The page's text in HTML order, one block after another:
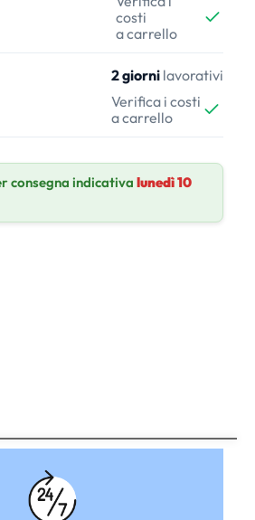
costi
a carrello
2 giorni lavorativi
Verifica i costi
a carrello
consegna indicativa lunedì 10